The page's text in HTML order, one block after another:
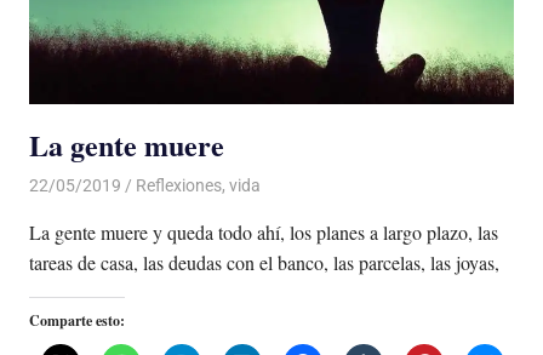
La gente muere
22/05/2019 De todo un Poco
Reflexiones, vida
La gente muere y queda todo ahí, los planes a largo plazo, las
tareas de casa, las deudas con el banco, las parcelas, las joyas,
Comparte esto: